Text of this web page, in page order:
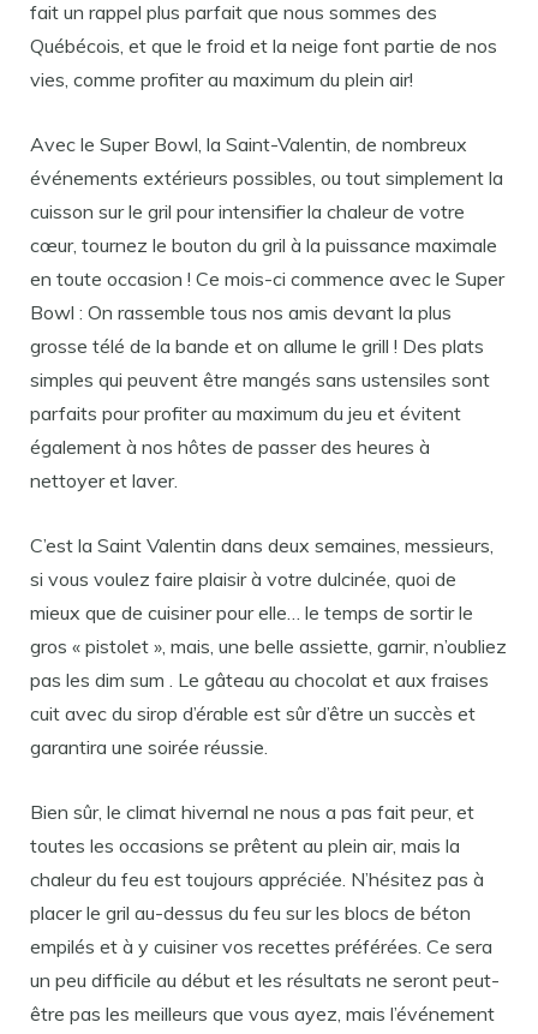
fait un rappel plus parfait que nous sommes des
Québécois, et que le froid et la neige font partie de nos
vies, comme profiter au maximum du plein air!
Avec le Super Bowl, la Saint-Valentin, de nombreux
événements extérieurs possibles, ou tout simplement la
cuisson sur le gril pour intensifier la chaleur de votre
cœur, tournez le bouton du gril à la puissance maximale
en toute occasion ! Ce mois-ci commence avec le Super
Bowl : On rassemble tous nos amis devant la plus
grosse télé de la bande et on allume le grill ! Des plats
simples qui peuvent être mangés sans ustensiles sont
parfaits pour profiter au maximum du jeu et évitent
également à nos hôtes de passer des heures à
nettoyer et laver.
C’est la Saint Valentin dans deux semaines, messieurs,
si vous voulez faire plaisir à votre dulcinée, quoi de
mieux que de cuisiner pour elle… le temps de sortir le
gros « pistolet », mais, une belle assiette, garnir, n’oubliez
pas les dim sum . Le gâteau au chocolat et aux fraises
cuit avec du sirop d’érable est sûr d’être un succès et
garantira une soirée réussie.
Bien sûr, le climat hivernal ne nous a pas fait peur, et
toutes les occasions se prêtent au plein air, mais la
chaleur du feu est toujours appréciée. N’hésitez pas à
placer le gril au-dessus du feu sur les blocs de béton
empilés et à y cuisiner vos recettes préférées. Ce sera
un peu difficile au début et les résultats ne seront peut-
être pas les meilleurs que vous ayez, mais l’événement